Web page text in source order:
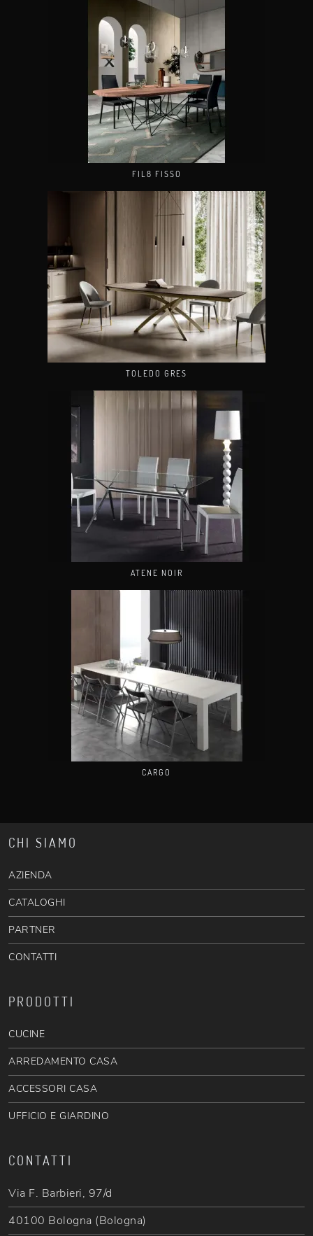
FIL8 FISSO
TOLEDO GRES
ATENE NOIR
CARGO
CHI SIAMO
AZIENDA
CATALOGHI
PARTNER
CONTATTI
PRODOTTI
CUCINE
ARREDAMENTO CASA
ACCESSORI CASA
UFFICIO E GIARDINO
CONTATTI
Via F. Barbieri, 97/d
40100 Bologna (Bologna)